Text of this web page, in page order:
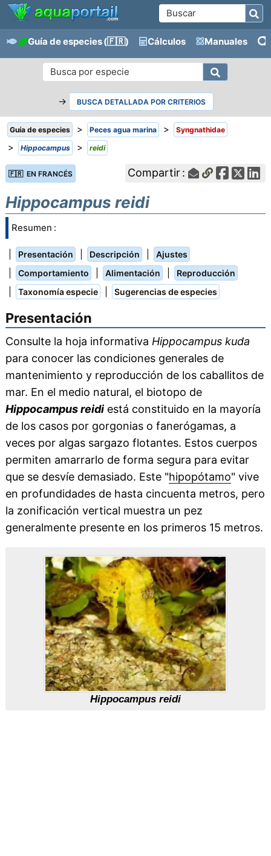
Guía de especies(🇫🇷) Cálculos Manuales
→ BUSCA DETALLADA POR CRITERIOS
Guía de especies > Peces agua marina > Syngnathidae
> Hippocampus > reidi
🇫🇷 EN FRANCÉS Compartir :
Hippocampus reidi
Resumen :
Presentación Descripción Ajustes
Comportamiento Alimentación Reproducción
Taxonomía especie Sugerencias de especies
Presentación
Consulte la hoja informativa Hippocampus kuda
para conocer las condiciones generales de
mantenimiento y reproducción de los caballitos de
mar. En el medio natural, el biotopo de
Hippocampus reidiestá constituido en la mayoría
de los casos por gorgonias o fanerógamas, a
veces por algas sargazo flotantes. Estos cuerpos
permiten amarrarlo de forma segura para evitar
que se desvíe demasiado. Este "hipopótamo" vive
en profundidades de hasta cincuenta metros, pero
la zonificación vertical muestra un pez
generalmente presente en los primeros 15 metros.
Hippocampus reidi